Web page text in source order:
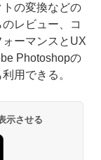
の変換などの
レビュー、コ
ーマンスとUX
Photoshopの
用できる。
示させる